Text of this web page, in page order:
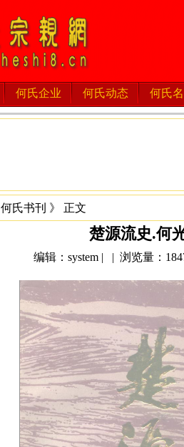
何氏企业 何氏动态 何氏名
何氏书刊 》 正文
楚源流史.何
编辑：system | | 浏览量：